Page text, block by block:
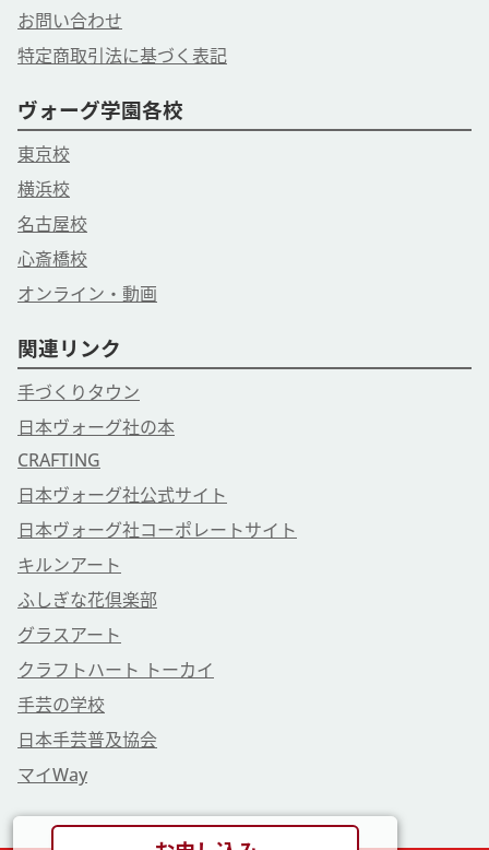
お問い合わせ
特定商取引法に基づく表記
ヴォーグ学園各校
東京校
横浜校
名古屋校
心斎橋校
オンライン・動画
関連リンク
手づくりタウン
日本ヴォーグ社の本
CRAFTING
日本ヴォーグ社公式サイト
日本ヴォーグ社コーポレートサイト
キルンアート
ふしぎな花倶楽部
グラスアート
クラフトハート トーカイ
手芸の学校
日本手芸普及協会
マイWay